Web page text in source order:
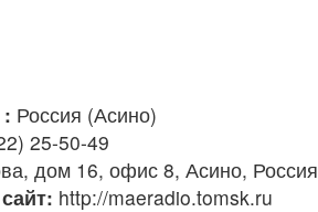
Россия (Асино)
25-50-49
дом 16, офис 8, Асино, Россия
http://maeradio.tomsk.ru